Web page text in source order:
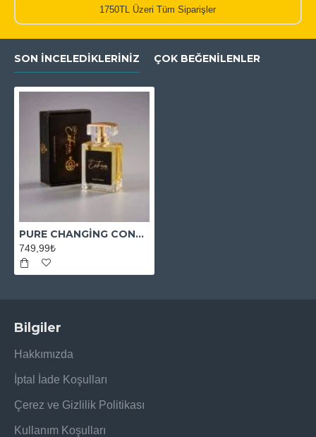
1750TL Üzeri Tüm Siparişler
SON İNCELEDIKLERINIZ ÇOK BEĞENILENLER
PURE CHANGİNG CONSTANCE
749,99₺
Bilgiler
Hakkımızda
İptal İade Koşulları
Çerez ve Gizlilik Politikası
Kullanım Koşulları